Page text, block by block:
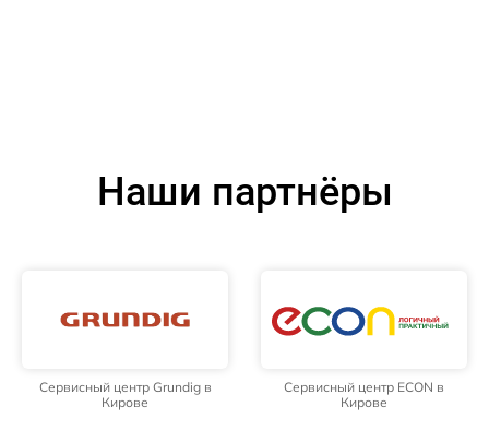
Наши партнёры
Сервисный центр Grundig в
Кирове
Сервисный центр ECON в
Кирове